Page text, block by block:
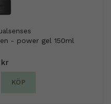
- power gel 150ml
KÖP